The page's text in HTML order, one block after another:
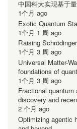
中国科大实现基于
1个月 ago
Exotic Quantum
1个月 1 周 ago
Raising
1个月 3 周 ago
Universal Matter-
foundations of
1个月 3 周 ago
Fractional
discovery and
2 个月 ago
Optimizing agentic